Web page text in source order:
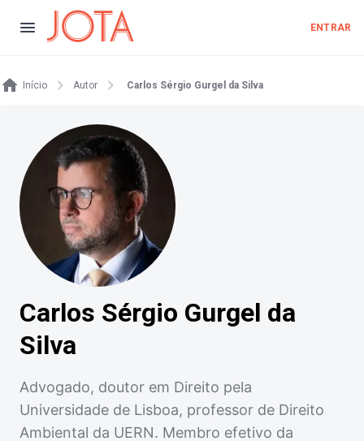
ENTRAR
Início Autor Carlos Sérgio Gurgel da Silva
Carlos Sérgio Gurgel da
Silva
Advogado, doutor em Direito pela
Universidade de Lisboa, professor de Direito
Ambiental da UERN. Membro efetivo da